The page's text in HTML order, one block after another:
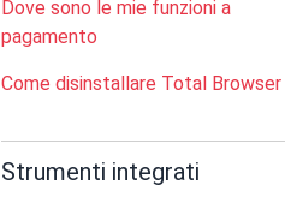
Dove sono le mie funzioni a
pagamento
Come disinstallare Total Browser
Strumenti integrati